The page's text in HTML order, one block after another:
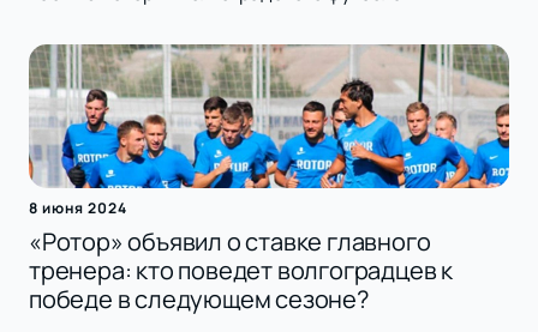
8 июня 2024
«Ротор» объявил о ставке главного
тренера: кто поведет волгоградцев к
победе в следующем сезоне?